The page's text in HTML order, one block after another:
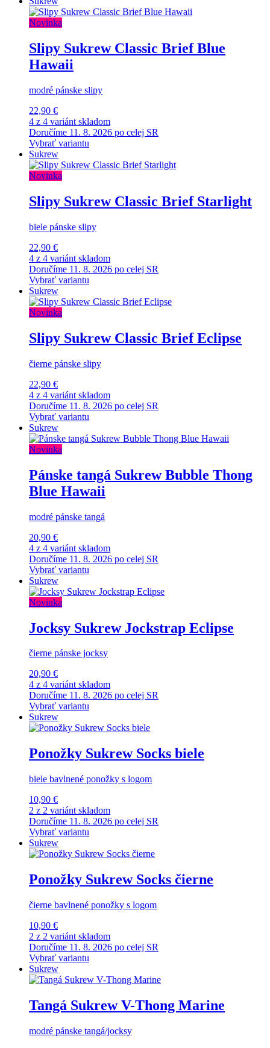
Novinka
Slipy Sukrew Classic Brief Blue
Hawaii
modré pánske slipy
22,90 €
4 z 4 variánt skladom
Doručíme 11. 8. 2026 po celej SR
Vybrať variantu
Sukrew
Novinka
Slipy Sukrew Classic Brief Starlight
biele pánske slipy
22,90 €
4 z 4 variánt skladom
Doručíme 11. 8. 2026 po celej SR
Vybrať variantu
Sukrew
Novinka
Slipy Sukrew Classic Brief Eclipse
čierne pánske slipy
22,90 €
4 z 4 variánt skladom
Doručíme 11. 8. 2026 po celej SR
Vybrať variantu
Sukrew
Novinka
Pánske tangá Sukrew Bubble Thong
Blue Hawaii
modré pánske tangá
20,90 €
4 z 4 variánt skladom
Doručíme 11. 8. 2026 po celej SR
Vybrať variantu
Sukrew
Novinka
Jocksy Sukrew Jockstrap Eclipse
čierne pánske jocksy
20,90 €
4 z 4 variánt skladom
Doručíme 11. 8. 2026 po celej SR
Vybrať variantu
Sukrew
Ponožky Sukrew Socks biele
biele bavlnené ponožky s logom
10,90 €
2 z 2 variánt skladom
Doručíme 11. 8. 2026 po celej SR
Vybrať variantu
Sukrew
Ponožky Sukrew Socks čierne
čierne bavlnené ponožky s logom
10,90 €
2 z 2 variánt skladom
Doručíme 11. 8. 2026 po celej SR
Vybrať variantu
Sukrew
Tangá Sukrew V-Thong Marine
modré pánske tangá/jocksy